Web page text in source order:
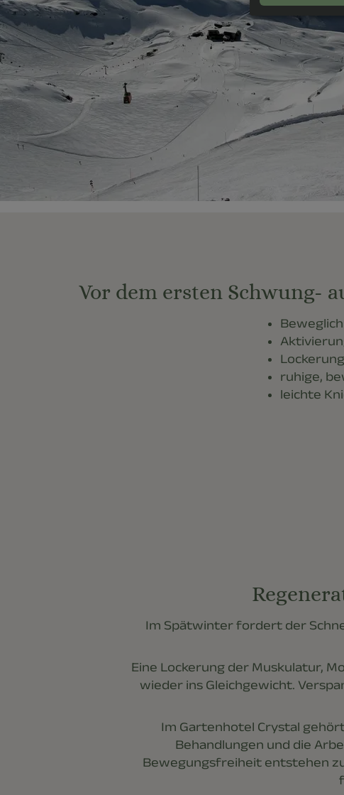
Vor dem ersten Schwung-
ruhige,
leichte
Im Spätwinter fordert der
Eine Lockerung der Muskulatur,
wieder ins Gleichgewicht.
Im Gartenhotel Crystal
Behandlungen und die
Bewegungsfreiheit entstehen